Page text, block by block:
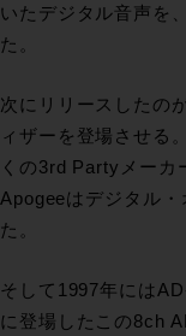
いたデジタル音声を
た。
次にリリースしたの
ィザーを登場させる
くの3rd Partyメーカ
Apogeeはデジタル
た。
そして1997年には
に登場したこの8ch